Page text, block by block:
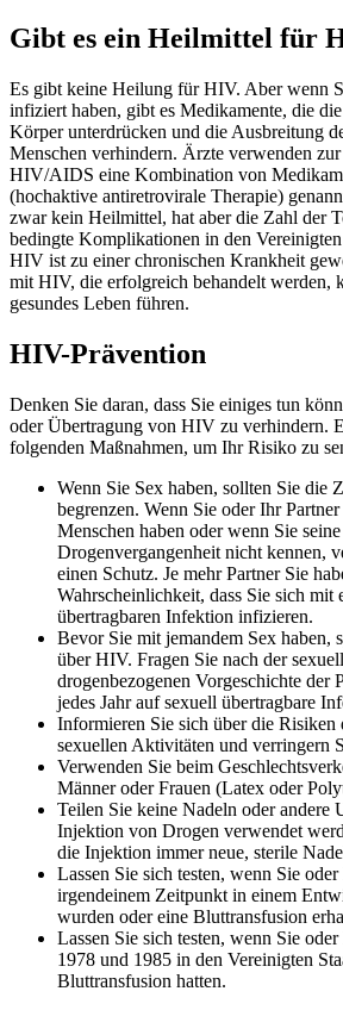
Gibt es ein Heilmittel für
Es gibt keine Heilung für HIV. Aber wenn
infiziert haben, gibt es Medikamente, die
Körper unterdrücken und die Ausbreitung
Menschen verhindern. Ärzte verwenden
HIV/AIDS eine Kombination von
(hochaktive antiretrovirale Therapie)
zwar kein Heilmittel, hat aber die Zahl der
bedingte Komplikationen in den
HIV ist zu einer chronischen Krankheit
mit HIV, die erfolgreich behandelt werden,
gesundes Leben führen.
HIV-Prävention
Denken Sie daran, dass Sie einiges tun
oder Übertragung von HIV zu verhindern.
folgenden Maßnahmen, um Ihr Risiko zu
Wenn Sie Sex haben, sollten Sie die
begrenzen. Wenn Sie oder Ihr
Menschen haben oder wenn Sie
Drogenvergangenheit nicht kennen,
einen Schutz. Je mehr Partner Sie
Wahrscheinlichkeit, dass Sie sich mit
übertragbaren Infektion infizieren.
Bevor Sie mit jemandem Sex haben,
über HIV. Fragen Sie nach der
drogenbezogenen Vorgeschichte der
jedes Jahr auf sexuell übertragbare
Informieren Sie sich über die Risiken
sexuellen Aktivitäten und verringern
Verwenden Sie beim
Männer oder Frauen (Latex oder
Teilen Sie keine Nadeln oder andere
Injektion von Drogen verwendet
die Injektion immer neue, sterile
Lassen Sie sich testen, wenn Sie
irgendeinem Zeitpunkt in einem
wurden oder eine Bluttransfusion
Lassen Sie sich testen, wenn Sie
1978 und 1985 in den Vereinigten
Bluttransfusion hatten.